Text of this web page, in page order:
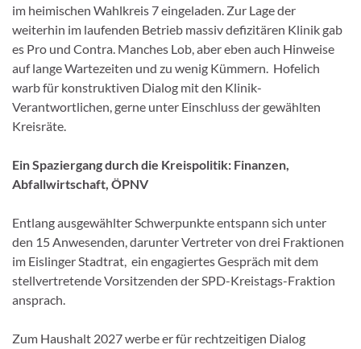
im heimischen Wahlkreis 7 eingeladen. Zur Lage der
weiterhin im laufenden Betrieb massiv defizitären Klinik gab
es Pro und Contra. Manches Lob, aber eben auch Hinweise
auf lange Wartezeiten und zu wenig Kümmern. Hofelich
warb für konstruktiven Dialog mit den Klinik-
Verantwortlichen, gerne unter Einschluss der gewählten
Kreisräte.
Ein Spaziergang durch die Kreispolitik: Finanzen,
Abfallwirtschaft, ÖPNV
Entlang ausgewählter Schwerpunkte entspann sich unter
den 15 Anwesenden, darunter Vertreter von drei Fraktionen
im Eislinger Stadtrat, ein engagiertes Gespräch mit dem
stellvertretende Vorsitzenden der SPD-Kreistags-Fraktion
ansprach.
Zum Haushalt 2027 werbe er für rechtzeitigen Dialog